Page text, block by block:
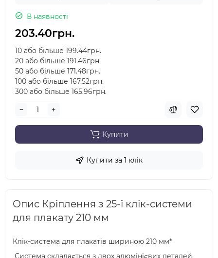
В наявності
203.40грн.
10 або більше 199.44грн.
20 або більше 191.46грн.
50 або більше 171.48грн.
100 або більше 167.52грн.
300 або більше 165.96грн.
Купити
Купити за 1 клiк
Опис Кріплення з 25-ї клік-системи
для плакату 210 мм
Клік-система для плакатів шириною 210 мм*
Система складається з двох алюмінієвих деталей.